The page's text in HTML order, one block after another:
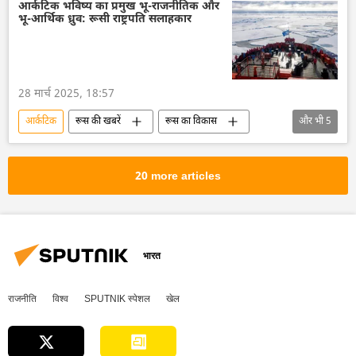
चीन
त्रिकोण रूस-भारत-चीन (RIC)
ब्रिक्स
ब्रिक्स का विस्तारण
रूस आर्कटिक
आर्कटिक भविष्य का प्रमुख भू-राजनीतिक और
भू-आर्थिक ध्रुव: रूसी राष्ट्रपति सलाहकार
28 मार्च 2025, 18:57
आर्कटिक रूस की खबरें
रूस का विकास
रूस
मास्को
व्लादिमीर पुतिन
उत्तरी समुद्री मार्ग
और भी5
20 more articles
भारत
राजनीति विश्व SPUTNIK स्पेशल खेल